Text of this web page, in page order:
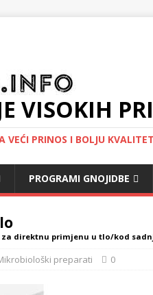
VISOKIH
VEĆI PRINOS I BOLJU
PROGRAMI GNOJIDBE
direktnu primjenu u tlo/kod
preparati 0